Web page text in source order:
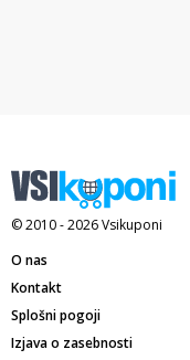
© 2010 - 2026Vsikuponi
O nas
Kontakt
Splošni pogoji
Izjava o zasebnosti